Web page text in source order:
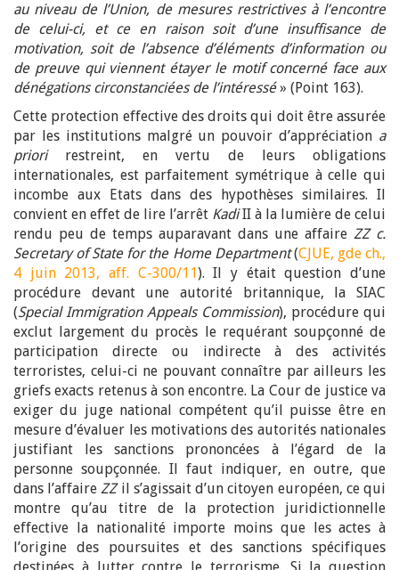
au niveau de l’Union, de mesures restrictives à l’encontre
de celui-ci, et ce en raison soit d’une insuffisance de
motivation, soit de l’absence d’éléments d’information ou
de preuve qui viennent étayer le motif concerné face aux
dénégations circonstanciées de l’intéressé» (Point 163).
Cette protection effective des droits qui doit être assurée
par les institutions malgré un pouvoir d’appréciation a
priorirestreint, en vertu de leurs obligations
internationales, est parfaitement symétrique à celle qui
incombe aux Etats dans des hypothèses similaires. Il
convient en effet de lire l’arrêt KadiII à la lumière de celui
rendu peu de temps auparavant dans une affaire ZZ c.
Secretary of State for the Home Department(CJUE, gde ch.,
4 juin 2013, aff. C-300/11). Il y était question d’une
procédure devant une autorité britannique, la SIAC
(Special Immigration Appeals Commission), procédure qui
exclut largement du procès le requérant soupçonné de
participation directe ou indirecte à des activités
terroristes, celui-ci ne pouvant connaître par ailleurs les
griefs exacts retenus à son encontre. La Cour de justice va
exiger du juge national compétent qu’il puisse être en
mesure d’évaluer les motivations des autorités nationales
justifiant les sanctions prononcées à l’égard de la
personne soupçonnée. Il faut indiquer, en outre, que
dans l’affaireZZil s’agissait d’un citoyen européen, ce qui
montre qu’au titre de la protection juridictionnelle
effective la nationalité importe moins que les actes à
l’origine des poursuites et des sanctions spécifiques